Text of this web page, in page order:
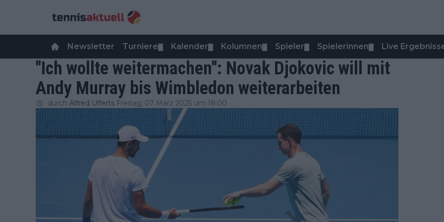
Newsletter Turniere Kalender Kolumnen Spieler Spielerinnen Live
"Ich wollte weitermachen": Novak Djokovic will mit
Andy Murray bis Wimbledon weiterarbeiten
durch Alfred Ulferts Freitag, 07 März 2025 um 18:00